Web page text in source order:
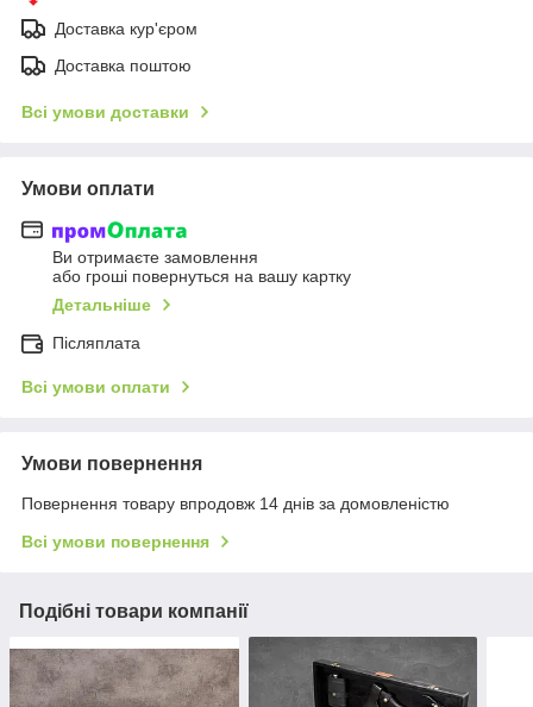
Доставка кур'єром
Доставка поштою
Всі умови доставки
Умови оплати
Ви отримаєте замовлення
або гроші повернуться на вашу картку
Детальніше
Післяплата
Всі умови оплати
Умови повернення
Повернення товару впродовж 14 днів за домовленістю
Всі умови повернення
Подібні товари компанії